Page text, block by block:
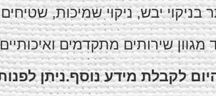
יבש, ניקוי שמיכות,
מגוון שירותים מתקדמים
לקבלת מידע נוסף.ניתן